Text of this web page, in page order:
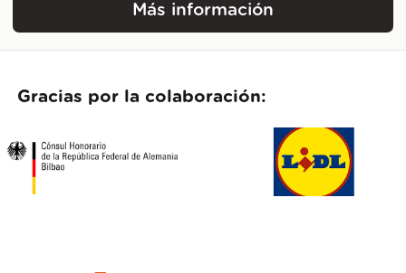
Más información
Gracias por la colaboración: